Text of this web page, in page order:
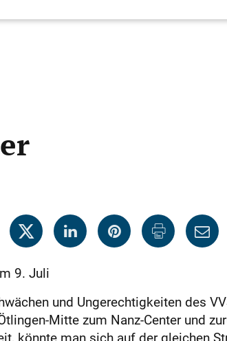
9. Juli
und Ungerechtigkeiten des
Mitte zum Nanz-Center und